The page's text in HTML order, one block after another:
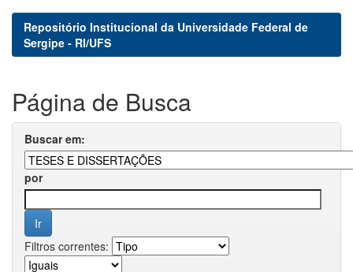
Repositório Institucional da Universidade Federal de
Sergipe - RI/UFS
Página de Busca
Buscar em:
por
Filtros correntes: